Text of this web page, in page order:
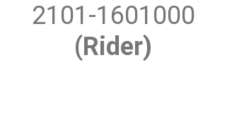
2101-1601000
(Rider)